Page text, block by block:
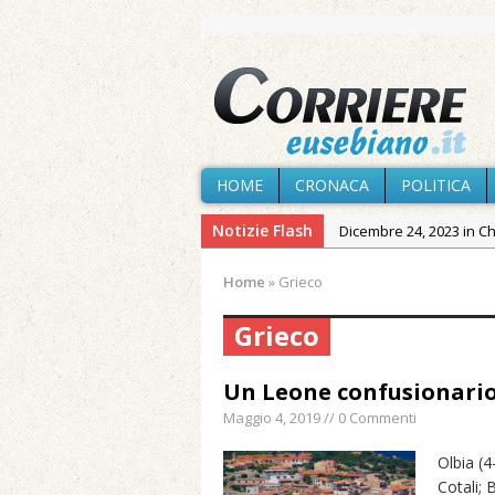
HOME CRONACA POLITICA
Notizie Flash Dicembre 24, 2023 in
Agosto 7, 2026 in
Agosto 7, 2026 in Paesi:
Agosto 7, 2026 in
Home » Grieco
Grieco
Un Leone
Maggio 4, 2019 // 0 Commenti
Olbia
Cotali;